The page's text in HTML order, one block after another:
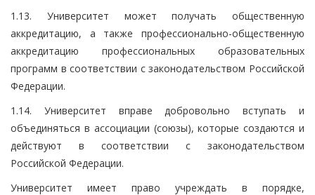
1.13. Университет может получать общественную
аккредитацию, а также профессионально-общественную
аккредитацию профессиональных образовательных
программ в соответствии с законодательством Российской
Федерации.
1.14. Университет вправе добровольно вступать и
объединяться в ассоциации (союзы), которые создаются и
действуют в соответствии с законодательством
Российской Федерации.
Университет имеет право учреждать в порядке,